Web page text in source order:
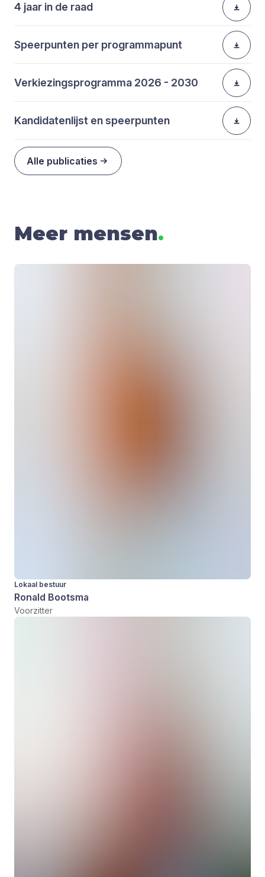
4 jaar in de raad
Speerpunten per programmapunt
Verkiezingsprogramma 2026 - 2030
Kandidatenlijst en speerpunten
Alle publicaties
Meer mensen.
Lokaal bestuur
Ronald Bootsma
Voorzitter